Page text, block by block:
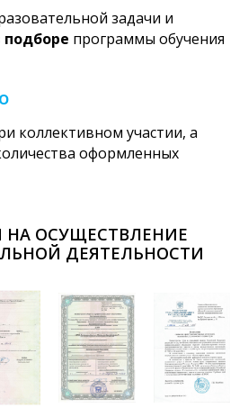
задачи и
программы обучения
коллективном участии, а
оформленных
НА ОСУЩЕСТВЛЕНИЕ
ДЕЯТЕЛЬНОСТИ